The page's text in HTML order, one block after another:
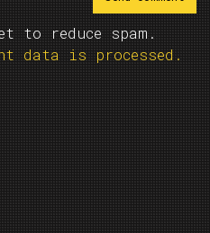
to reduce spam.
data is processed.